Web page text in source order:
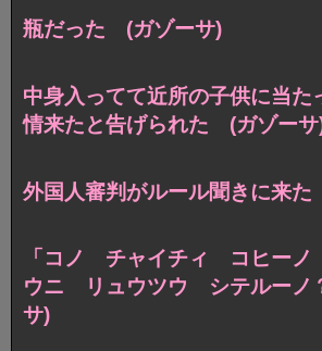
瓶だった (ガゾーサ)
中身入ってて近所の子供に当た
情来たと告げられた (ガゾーサ
外国人審判がルール聞きに来
「コノ チャイチィ コヒー
ウニ リュウツウ シテルーノ
サ)